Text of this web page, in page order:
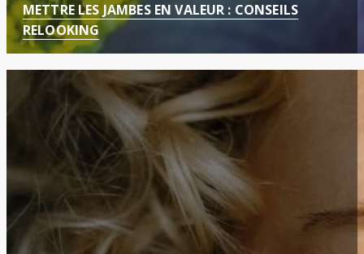
METTRE LES JAMBES EN VALEUR : CONSEILS
RELOOKING